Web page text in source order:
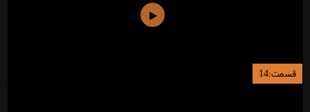
قسمت:14